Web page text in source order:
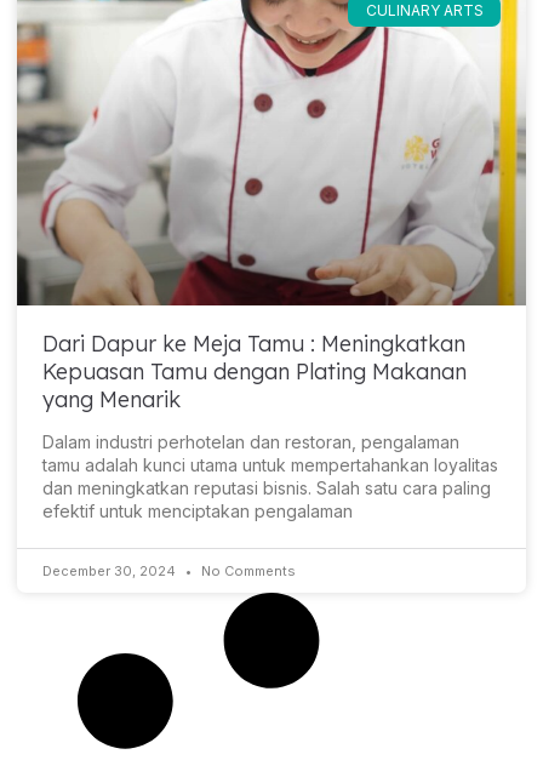
CULINARY ARTS
Dari Dapur ke Meja Tamu : Meningkatkan
Kepuasan Tamu dengan Plating Makanan
yang Menarik
Dalam industri perhotelan dan restoran, pengalaman
tamu adalah kunci utama untuk mempertahankan loyalitas
dan meningkatkan reputasi bisnis. Salah satu cara paling
efektif untuk menciptakan pengalaman
December 30, 2024 No Comments